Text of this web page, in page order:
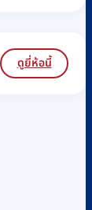
ดูยี่ห้อนี้